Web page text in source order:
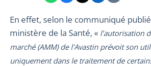
En effet, selon le communiqué publié par le
ministère de la Santé, « l’autorisation
marché (AMM) de l’Avastin prévoit son
uniquement dans le traitement de